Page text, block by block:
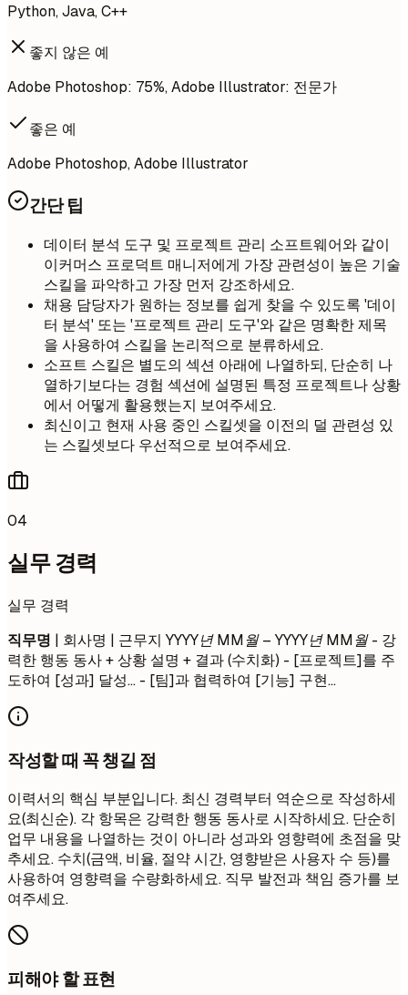
Python, Java, C++
좋지 않은 예
Adobe Photoshop: 75%, Adobe Illustrator: 전문가
좋은 예
Adobe Photoshop, Adobe Illustrator
간단 팁
데이터 분석 도구 및 프로젝트 관리 소프트웨어와 같이
이커머스 프로덕트 매니저에게 가장 관련성이 높은 기술
스킬을 파악하고 가장 먼저 강조하세요.
채용 담당자가 원하는 정보를 쉽게 찾을 수 있도록 '데이
터 분석' 또는 '프로젝트 관리 도구'와 같은 명확한 제목
을 사용하여 스킬을 논리적으로 분류하세요.
소프트 스킬은 별도의 섹션 아래에 나열하되, 단순히 나
열하기보다는 경험 섹션에 설명된 특정 프로젝트나 상황
에서 어떻게 활용했는지 보여주세요.
최신이고 현재 사용 중인 스킬셋을 이전의 덜 관련성 있
는 스킬셋보다 우선적으로 보여주세요.
04
실무 경력
실무 경력
직무명 | 회사명 | 근무지 YYYY년 MM월 – YYYY년 MM월- 강
력한 행동 동사 + 상황 설명 + 결과 (수치화) - [프로젝트]를 주
도하여 [성과] 달성... - [팀]과 협력하여 [기능] 구현...
작성할 때 꼭 챙길 점
이력서의 핵심 부분입니다. 최신 경력부터 역순으로 작성하세
요(최신순). 각 항목은 강력한 행동 동사로 시작하세요. 단순히
업무 내용을 나열하는 것이 아니라 성과와 영향력에 초점을 맞
추세요. 수치(금액, 비율, 절약 시간, 영향받은 사용자 수 등)를
사용하여 영향력을 수량화하세요. 직무 발전과 책임 증가를 보
여주세요.
피해야 할 표현